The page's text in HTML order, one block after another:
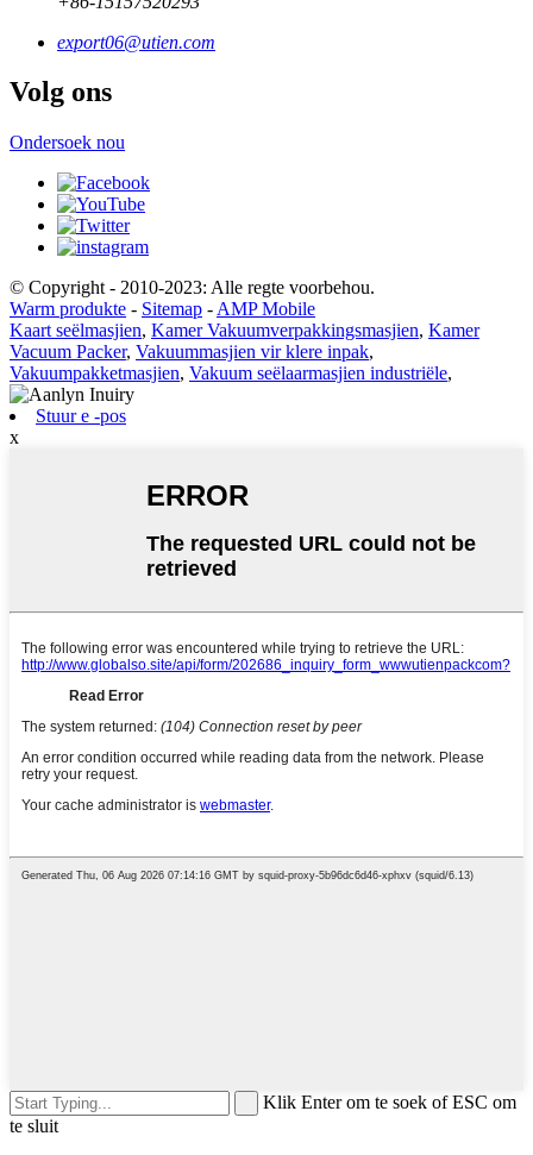
export06@utien.com
Volg ons
Ondersoek nou
© Copyright - 2010-2023: Alle regte voorbehou.
Warm produkte - Sitemap - AMP Mobile
Kaart seëlmasjien, Kamer Vakuumverpakkingsmasjien, Kamer
Vacuum Packer, Vakuummasjien vir klere inpak,
Vakuumpakketmasjien, Vakuum seëlaarmasjien industriële,
Stuur e -pos
x
Klik Enter om te soek of ESC om
te sluit